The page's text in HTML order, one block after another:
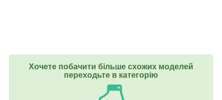
Хочете побачити більше схожих моделей
переходьте в категорію